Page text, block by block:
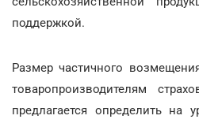
поддержкой.
Размер частичного
товаропроизводителям
предлагается определить на